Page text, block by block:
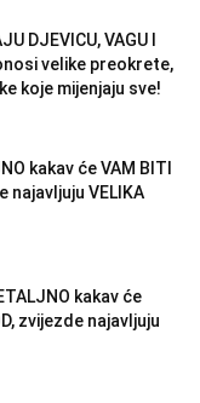
DJEVICU, VAGU I
velike preokrete,
koje mijenjaju sve!
kakav će VAM BITI
najavljuju VELIKA
kakav će
zvijezde najavljuju